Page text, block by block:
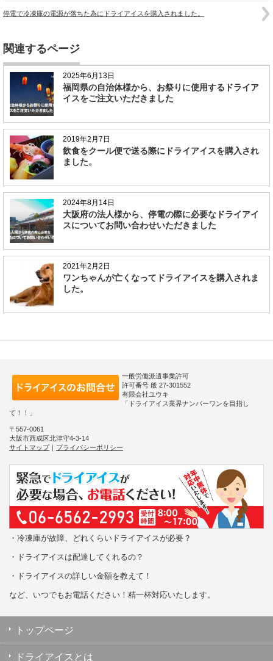
停電で冷凍庫の電源が落ちた為にドライアイスを購入されました。
関連するページ
2025年6月13日
福岡県の自治体様から、お祭りに使用するドライア
イスをご注文いただきました
2019年2月7日
飲食をクール便で送る際にドライアイスを購入され
ました。
2024年8月14日
大阪府の法人様から、停電の際に必要なドライアイ
スについてお問い合わせいただきました
2021年2月2日
ワンちゃんが亡くなってドライアイスを購入されま
した。
一般労働派遣事業許可
許可番号 般 27-301552
有限会社ユウキ
「ドライアイス業界ナンバーワンを目指し
て！！」
〒557-0061
大阪市西成区北津守4-3-14
サイトマップ｜ プライバシーポリシー
・冷凍庫が故障、どれくらいドライアイスが必要？
・ドライアイスは配達してくれるの？
・ドライアイスの詳しい金額を教えて！
など、いつでもお電話ください！精一杯対応いたします。
トップページ
ドライアイスとは